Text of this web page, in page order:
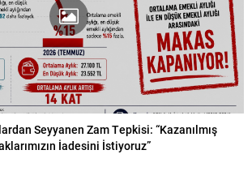
Seyyanen Zam Tepkisi: “Kazanılmış
İadesini İstiyoruz”